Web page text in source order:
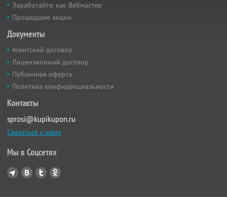
Заработайте, как Вебмастер
Прошедшие акции
Документы
Агентский договор
Лицензионный договор
Публичная оферта
Политика конфиденциальности
Контакты
sprosi@kupikupon.ru
Связаться с нами
Мы в Соцсетях